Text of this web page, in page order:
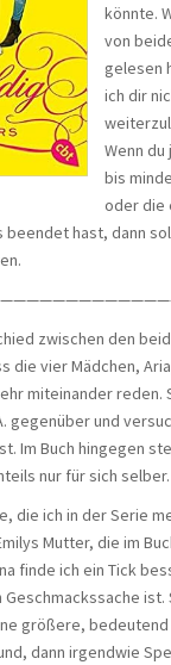
könnte.
von
gelesen
ich dir
Wenn
bis
oder die
beendet hast, dann
zwischen den
die vier Mädchen,
miteinander reden.
gegenüber und
Im Buch hingegen
nur für sich selber.
die ich in der Serie
Mutter, die im
finde ich ein Tick
ist.
größere,
dann irgendwie